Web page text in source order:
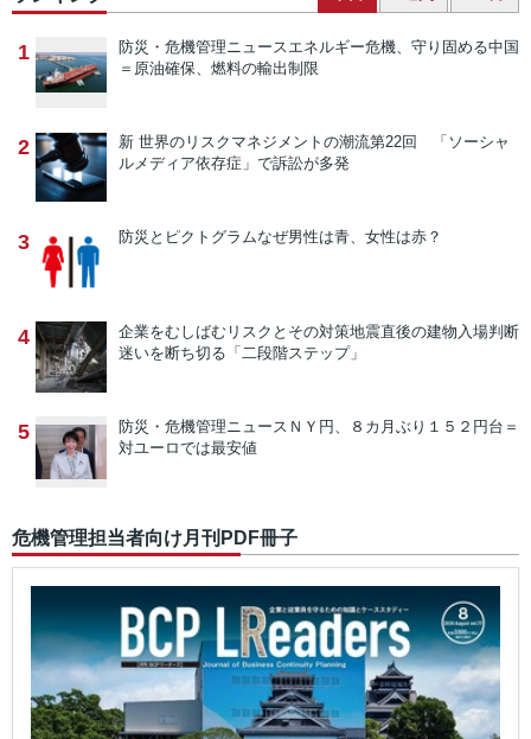
1 防災・危機管理ニュースエネルギー危機、守り固める中国
＝原油確保、燃料の輸出制限
2 新 世界のリスクマネジメントの潮流第22回 「ソーシャ
ルメディア依存症」で訴訟が多発
3 防災とピクトグラムなぜ男性は青、女性は赤？
4 企業をむしばむリスクとその対策地震直後の建物入場判断
迷いを断ち切る「二段階ステップ」
5 防災・危機管理ニュース ＮＹ円、８カ月ぶり１５２円台＝
対ユーロでは最安値
危機管理担当者向け月刊PDF冊子